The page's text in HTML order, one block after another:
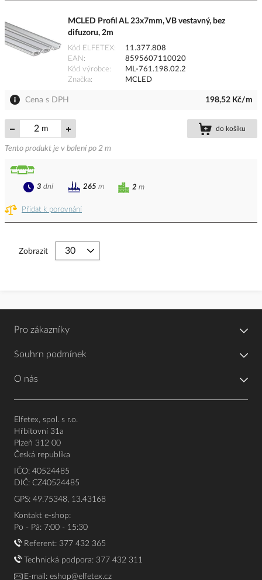
MCLED Profil AL 23x7mm, VB vestavný, bez
difuzoru, 2m
Kód ELFETEX
11.377.808
EAN
8595607110020
Kód výrobce
ML-761.198.02.2
Značka
MCLED
Cena s DPH 198,52 Kč/m
m do košíku
Tento produkt je v balení po 2 m
Přidat k porovnání
2 m
3 dní 265 m
Zobrazit
Pro zákazníky
Souhrn podmínek
O nás
Elfetex, spol. s r.o.
Hřbitovní 31a
Plzeň 312 00
Česká republika
IČO: 40524485
DIČ: CZ40524485
GPS: 49.75348, 13.43168
Kontakt e-shop:
Po - Pá: 7:00 - 15:30
Referent: 377 432 365
Technická podpora: 377 432 311
E-mail: eshop@elfetex.cz